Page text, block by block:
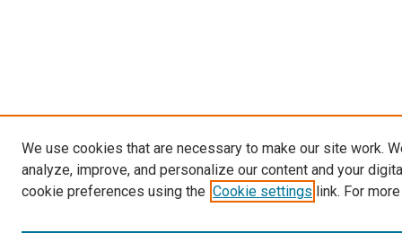
We use cookies that are necessary to make our site work.
analyze, improve, and personalize our content and your
cookie preferences using the Cookie settings link. For